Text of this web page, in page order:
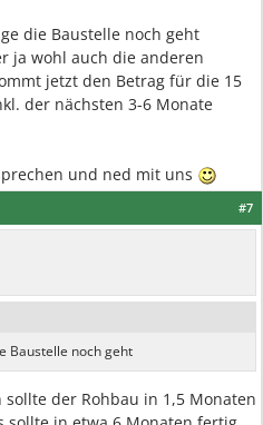
die Baustelle noch geht
ja wohl auch die anderen
jetzt den Betrag für die 15
der nächsten 3-6 Monate
und ned mit uns
#7
Baustelle noch geht
der Rohbau in 1,5 Monaten